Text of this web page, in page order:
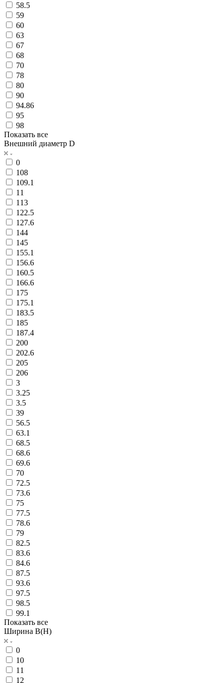
58.5
59
60
63
67
68
70
78
80
90
94.86
95
98
Показать все
Внешний диаметр D
0
108
109.1
11
113
122.5
127.6
144
145
155.1
156.6
160.5
166.6
175
175.1
183.5
185
187.4
200
202.6
205
206
3
3.25
3.5
39
56.5
63.1
68.5
68.6
69.6
70
72.5
73.6
75
77.5
78.6
79
82.5
83.6
84.6
87.5
93.6
97.5
98.5
99.1
Показать все
Ширина B(H)
0
10
11
12